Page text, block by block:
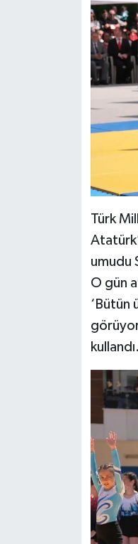
Türk
umudu
O gün
‘Bütün
kullandı.